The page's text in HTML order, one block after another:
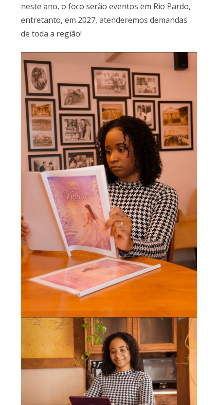
neste ano, o foco serão eventos em Rio Pardo,
entretanto, em 2027, atenderemos demandas
de toda a região!